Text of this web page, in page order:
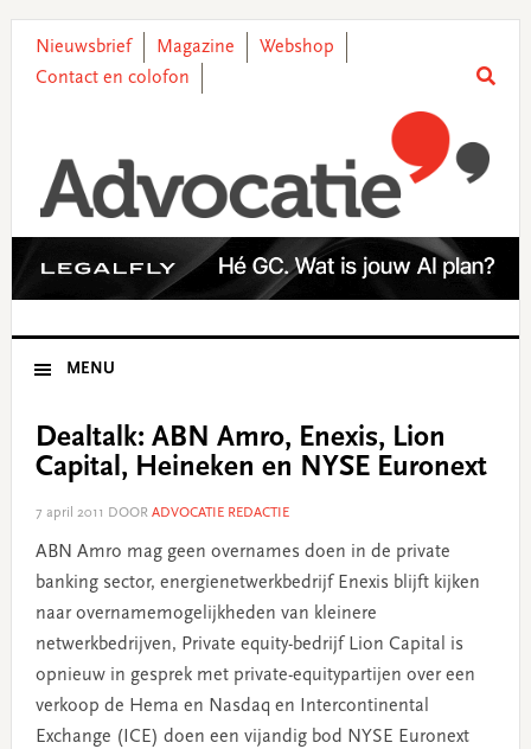
primary
main
primary
footer
Nieuwsbrief Magazine
Webshop
Contact en colofon
MENU
Dealtalk: ABN Amro, Enexis, Lion
Capital, Heineken en NYSE Euronext
7 april 2011 DOOR ADVOCATIE REDACTIE
ABN Amro mag geen overnames doen in de private
banking sector, energienetwerkbedrijf Enexis blijft kijken
naar overnamemogelijkheden van kleinere
netwerkbedrijven, Private equity-bedrijf Lion Capital is
opnieuw in gesprek met private-equitypartijen over een
verkoop de Hema en Nasdaq en Intercontinental
Exchange (ICE) doen een vijandig bod NYSE Euronext